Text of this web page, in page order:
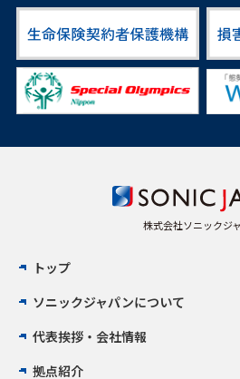
株式会社ソニックジ
トップ
ソニックジャパンについて
代表挨拶・会社情報
拠点紹介